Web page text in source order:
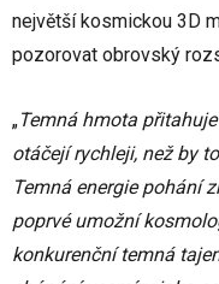
největší kosmickou 3D
pozorovat obrovský
„Temná hmota
otáčejí rychleji, než by
Temná energie pohání
poprvé umožní
konkurenční temná